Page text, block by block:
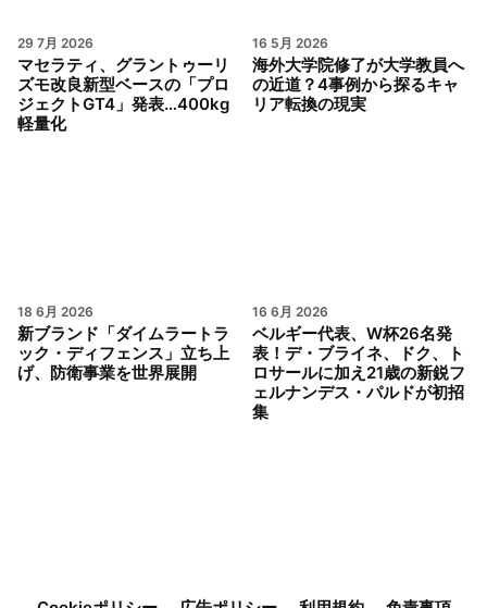
29 7月 2026
マセラティ、グラントゥーリ
ズモ改良新型ベースの「プロ
ジェクトGT4」発表…400kg
軽量化
16 5月 2026
海外大学院修了が大学教員へ
の近道？4事例から探るキャ
リア転換の現実
18 6月 2026
新ブランド「ダイムラートラ
ック・ディフェンス」立ち上
げ、防衛事業を世界展開
16 6月 2026
ベルギー代表、W杯26名発
表！デ・ブライネ、ドク、ト
ロサールに加え21歳の新鋭フ
ェルナンデス・パルドが初招
集